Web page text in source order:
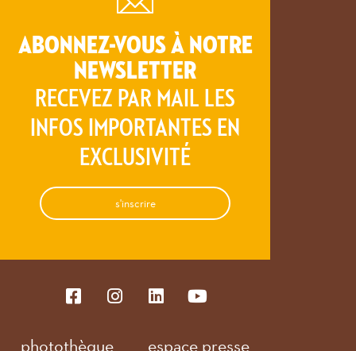
ABONNEZ-VOUS À NOTRE
NEWSLETTER
RECEVEZ PAR MAIL LES
INFOS IMPORTANTES EN
EXCLUSIVITÉ
s'inscrire
photothèque espace presse